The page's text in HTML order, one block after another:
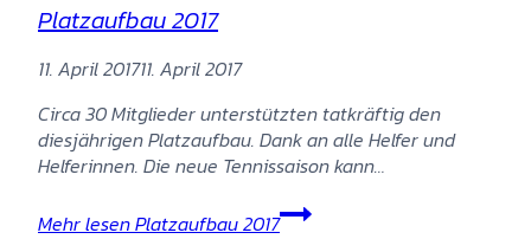
Platzaufbau 2017
11. April 201711. April 2017
Circa 30 Mitglieder unterstützten tatkräftig den
diesjährigen Platzaufbau. Dank an alle Helfer und
Helferinnen. Die neue Tennissaison kann…
Mehr lesenPlatzaufbau 2017